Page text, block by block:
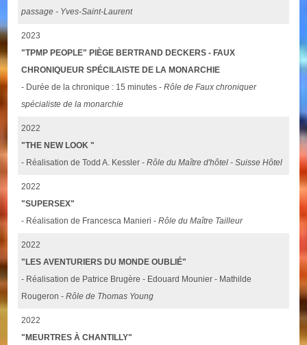
passage - Yves-Saint-Laurent
2023
"TPMP PEOPLE" PIÈGE BERTRAND DECKERS - FAUX
CHRONIQUEUR SPÉCILAISTE DE LA MONARCHIE
- Durée de la chronique : 15 minutes -Rôle de Faux chroniquer
spécialiste de la monarchie
2022
"THE NEW LOOK "
- Réalisation de Todd A. Kessler -Rôle du Maître d'hôtel - Suisse Hôtel
2022
"SUPERSEX"
- Réalisation de Francesca Manieri -Rôle du Maître Tailleur
2022
"LES AVENTURIERS DU MONDE OUBLIÉ"
- Réalisation de Patrice Brugère - Edouard Mounier - Mathilde
Rougeron -Rôle de Thomas Young
2022
"MEURTRES À CHANTILLY"